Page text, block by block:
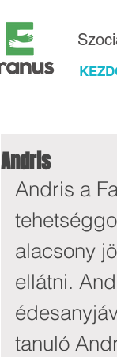
Andris
Andris a
alacsony
ellátni.
tanuló